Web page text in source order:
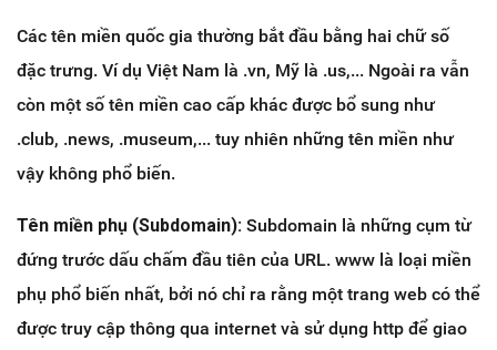
Các tên miền quốc gia thường bắt đầu bằng hai chữ số
đặc trưng. Ví dụ Việt Nam là .vn, Mỹ là .us,... Ngoài ra vẫn
còn một số tên miền cao cấp khác được bổ sung như
.club, .news, .museum,... tuy nhiên những tên miền như
vậy không phổ biến.
Tên miền phụ (Subdomain): Subdomain là những cụm từ
đứng trước dấu chấm đầu tiên của URL. www là loại miền
phụ phổ biến nhất, bởi nó chỉ ra rằng một trang web có thể
được truy cập thông qua internet và sử dụng http để giao